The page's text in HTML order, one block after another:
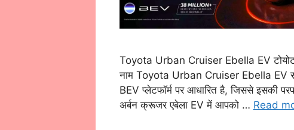
Toyota Urban Cruiser Ebella EV
नाम Toyota Urban Cruiser Ebella EV
BEV प्लेटफॉर्म पर आधारित है, जिससे इसकी
अर्बन क्रूजर एबेला EV में आपको … Read